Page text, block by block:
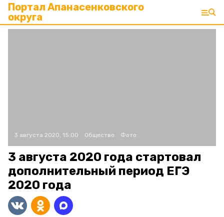
Портал Апанасенковского
округа
3 августа 2020, 15:00 Общество Фото:
3 августа 2020 года стартовал
дополнительный период ЕГЭ
2020 года